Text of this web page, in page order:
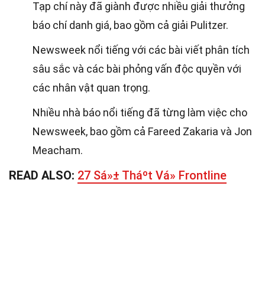
Tạp chí này đã giành được nhiều giải thưởng
báo chí danh giá, bao gồm cả giải Pulitzer.
Newsweek nổi tiếng với các bài viết phân tích
sâu sắc và các bài phỏng vấn độc quyền với
các nhân vật quan trọng.
Nhiều nhà báo nổi tiếng đã từng làm việc cho
Newsweek, bao gồm cả Fareed Zakaria và Jon
Meacham.
READ ALSO: 27 Sá»± Tháº­t Vá» Frontline